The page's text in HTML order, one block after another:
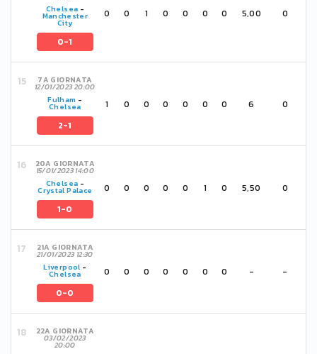
Chelsea -
Manchester
City
0-1
0 0 1 0 0 0 0 5,00 0
7A GIORNATA
12/01/2023 20:00
Fulham -
Chelsea
2-1
1 0 0 0 0 0 0 6 0
20A GIORNATA
15/01/2023 14:00
Chelsea -
Crystal Palace
1-0
0 0 0 0 0 1 0 5,50 0
21A GIORNATA
21/01/2023 12:30
Liverpool -
Chelsea
0-0
0 0 0 0 0 0 0 - -
22A GIORNATA
03/02/2023
20:00